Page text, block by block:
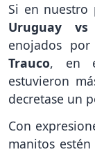
Si en nuestro
Uruguay vs
enojados
Trauco, en
estuvieron
decretase un
Con
manitos